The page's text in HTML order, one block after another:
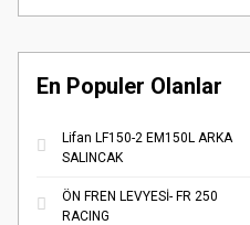
En Populer Olanlar
Lifan LF150-2 EM150L ARKA
SALINCAK
ÖN FREN LEVYESİ- FR 250
RACING